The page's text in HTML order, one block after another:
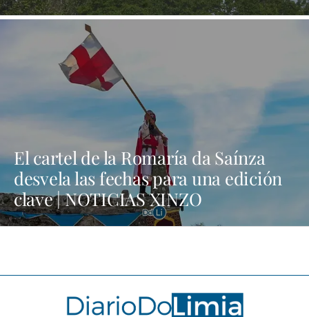
El cartel de la Romaría da Saínza
desvela las fechas para una edición
clave | NOTICIAS XINZO